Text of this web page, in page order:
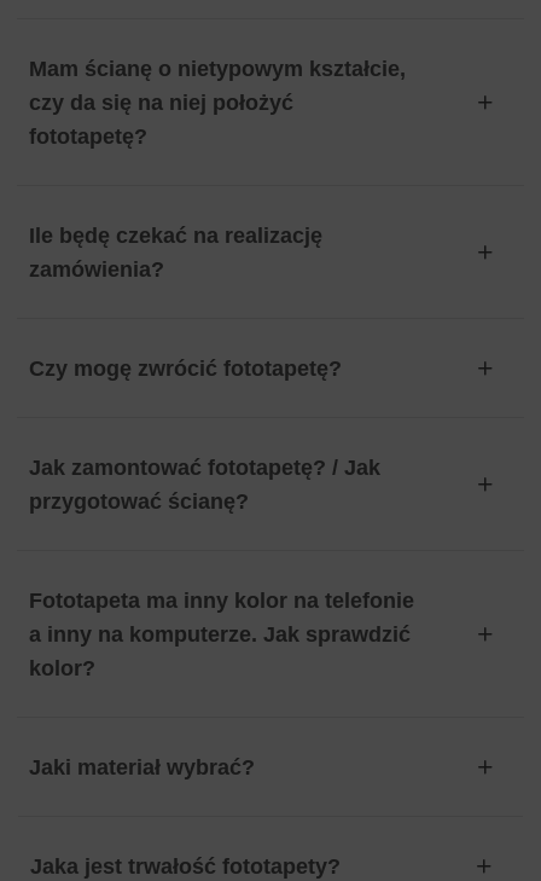
Mam ścianę o nietypowym kształcie,
czy da się na niej położyć
fototapetę?
Ile będę czekać na realizację
zamówienia?
Czy mogę zwrócić fototapetę?
Jak zamontować fototapetę? / Jak
przygotować ścianę?
Fototapeta ma inny kolor na telefonie
a inny na komputerze. Jak sprawdzić
kolor?
Jaki materiał wybrać?
Jaka jest trwałość fototapety?